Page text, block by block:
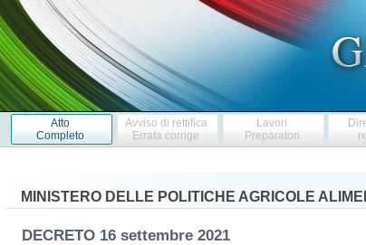
Atto
Completo
Avviso di rettifica
Errata corrige
Lavori
Preparatori
MINISTERO DELLE POLITICHE AGRICOLE
DECRETO 16 settembre 2021